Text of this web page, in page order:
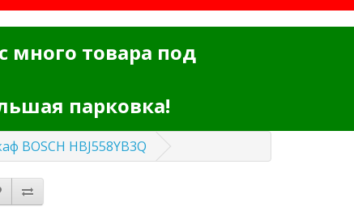
много товара под
парковка!
BOSCH HBJ558YB3Q